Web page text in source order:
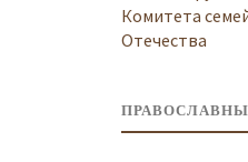
Комитета
Отечества